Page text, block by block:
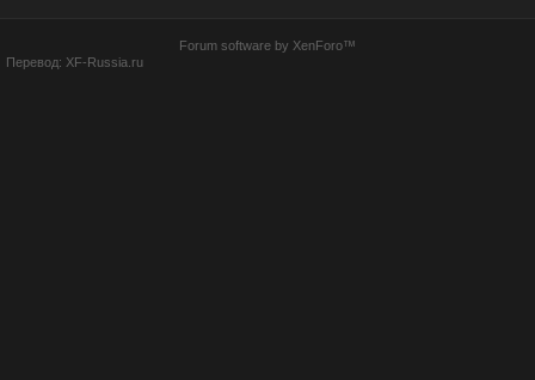
Forum software by XenForo™
Перевод: XF-Russia.ru